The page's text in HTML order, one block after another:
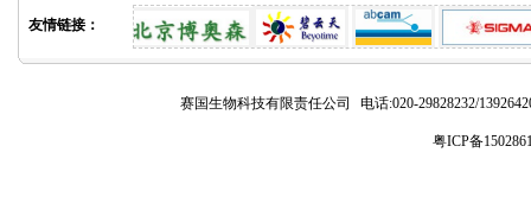
友情链接：
赛国生物科技有限责任公司 电话:020-29828232/
粤ICP备